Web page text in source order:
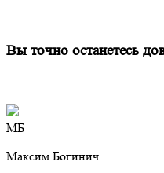
Вы точно останетесь
МБ
Максим Богинич